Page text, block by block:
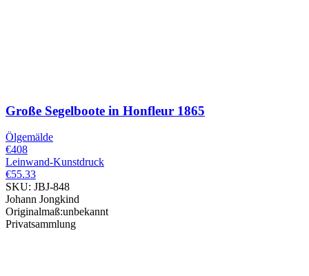
Große Segelboote in Honfleur 1865
Ölgemälde
€408
Leinwand-Kunstdruck
€55.33
SKU: JBJ-848
Johann Jongkind
Originalmaß:unbekannt
Privatsammlung